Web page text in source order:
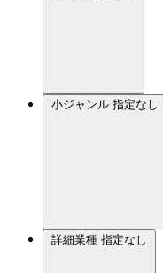
小ジャンル 指定なし
詳細業種 指定なし